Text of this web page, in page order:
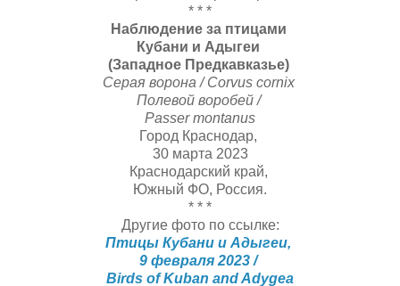
* * *
Наблюдение за птицами
Кубани и Адыгеи
(Западное Предкавказье)
Серая ворона / Corvus cornix
Полевой воробей /
Passer montanus
Город Краснодар,
30 марта 2023
Краснодарский край,
Южный ФО, Россия.
* * *
Другие фото по ссылке:
Птицы Кубани и Адыгеи,
9 февраля 2023 /
Birds of Kuban and Adygea